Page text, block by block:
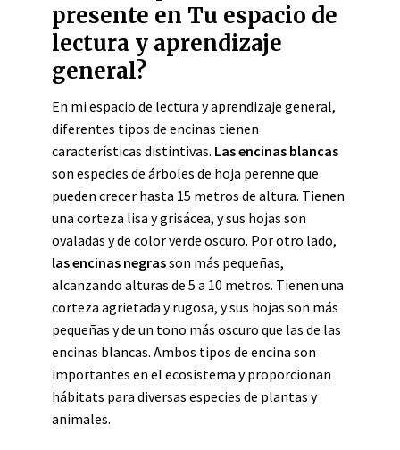
presente en Tu espacio de
lectura y aprendizaje
general?
En mi espacio de lectura y aprendizaje general,
diferentes tipos de encinas tienen
características distintivas. Las encinas blancas
son especies de árboles de hoja perenne que
pueden crecer hasta 15 metros de altura. Tienen
una corteza lisa y grisácea, y sus hojas son
ovaladas y de color verde oscuro. Por otro lado,
las encinas negrasson más pequeñas,
alcanzando alturas de 5 a 10 metros. Tienen una
corteza agrietada y rugosa, y sus hojas son más
pequeñas y de un tono más oscuro que las de las
encinas blancas. Ambos tipos de encina son
importantes en el ecosistema y proporcionan
hábitats para diversas especies de plantas y
animales.